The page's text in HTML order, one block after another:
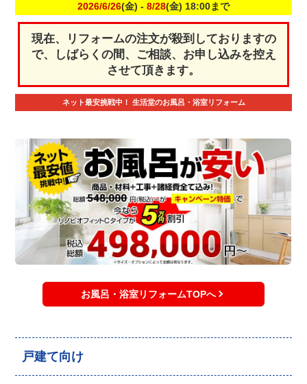
2026/6/26(金) - 8/28(金) 18:00まで
現在、リフォームの注文が殺到しておりますの
で、しばらくの間、ご相談、お申し込みを控え
させて頂きます。
ネット最安挑戦中！ 生活堂のお風呂・浴室リフォーム
お風呂・浴室リフォームTOPへ
戸建て向け